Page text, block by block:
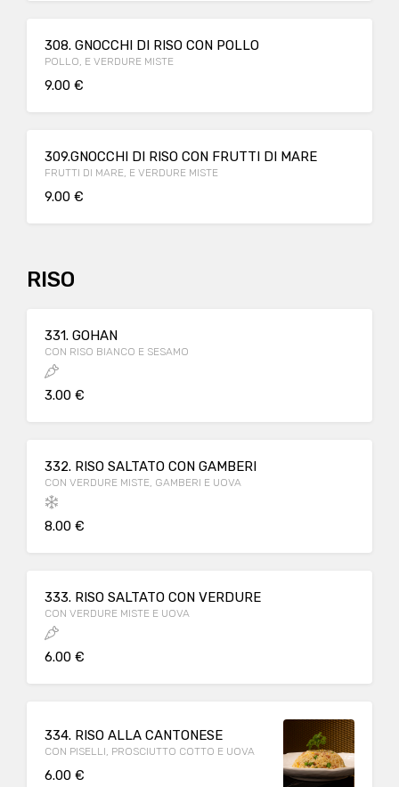
308. GNOCCHI DI RISO CON POLLO
POLLO, E VERDURE MISTE
9.00 €
309.GNOCCHI DI RISO CON FRUTTI DI MARE
FRUTTI DI MARE, E VERDURE MISTE
9.00 €
RISO
331. GOHAN
CON RISO BIANCO E SESAMO
3.00 €
332. RISO SALTATO CON GAMBERI
CON VERDURE MISTE, GAMBERI E UOVA
8.00 €
333. RISO SALTATO CON VERDURE
CON VERDURE MISTE E UOVA
6.00 €
334. RISO ALLA CANTONESE
CON PISELLI, PROSCIUTTO COTTO E UOVA
6.00 €